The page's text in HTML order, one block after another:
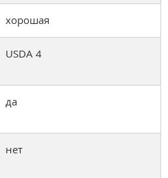
хорошая
USDA 4
да
нет